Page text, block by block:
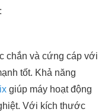
chắn và cứng cáp với
tốt. Khả năng
giúp máy hoạt động
Với kích thước